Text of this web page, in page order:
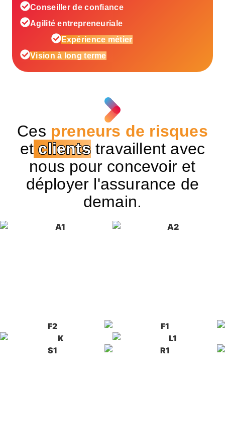
Conseiller de confiance
Agilité entrepreneuriale
Expérience métier
Vision à long terme
Ces preneurs de risques
et clientstravaillent avec
nous pour concevoir et
déployer l'assurance de
demain.